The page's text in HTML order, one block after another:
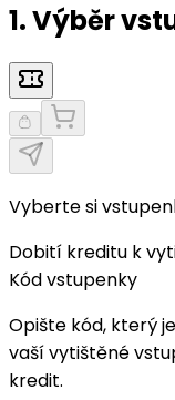
1. Výběr
Vyberte si
Dobití kreditu k
Kód vstupenky
Opište kód, který
vaší vytištěné
kredit.